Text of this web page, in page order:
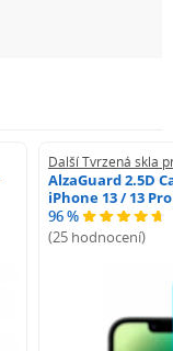
Další Tvrzená skla
AlzaGuard 2.5D
iPhone 13 / 13 Pro
96 %
(25 hodnocení)